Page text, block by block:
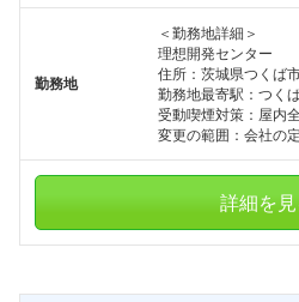
勤務地
＜勤務地詳細＞
理想開発センター
住所：茨城県つくば
勤務地最寄駅：つく
受動喫煙対策：屋内
変更の範囲：会社の
詳細を見